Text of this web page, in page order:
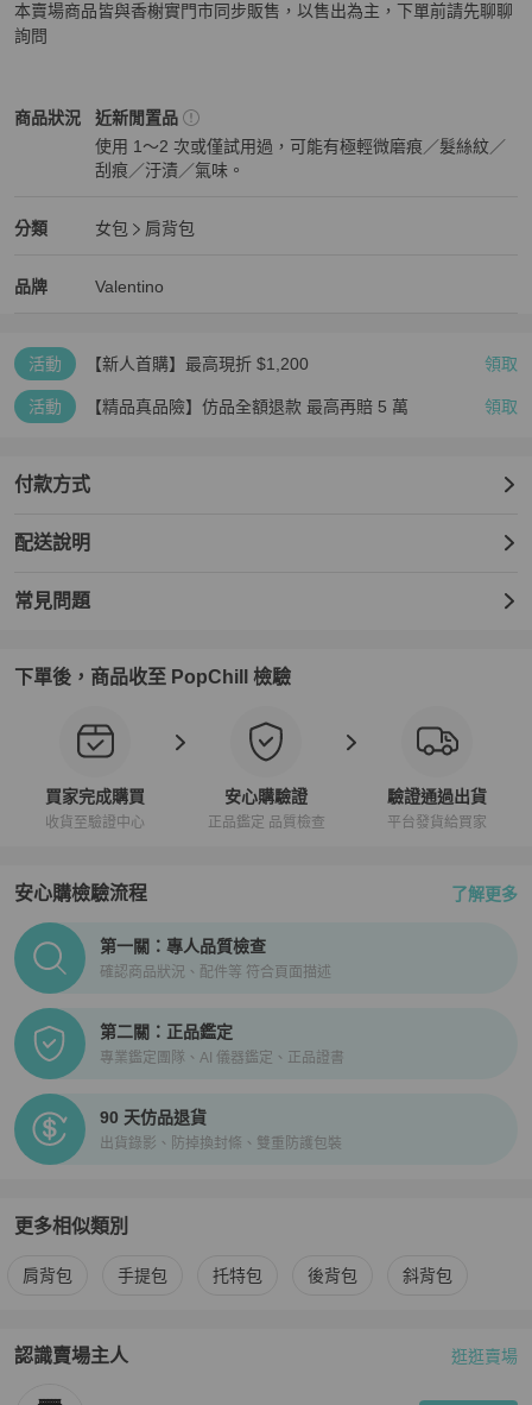
本賣場商品皆與香榭實門市同步販售，以售出為主，下單前請先聊聊
詢問
商品狀況
Valentino 女包商品狀態與細節
近新閒置品
使用 1～2 次或僅試用過，可能有極輕微磨痕／髮絲紋／
刮痕／汙漬／氣味。
分類
Valentino 女包分類資訊
女包
肩背包
品牌
Valentino 精品女包品牌介紹
Valentino
Valentino 推薦清單
活動 【新人首購】最高現折 $1,200 領取
活動 【精品真品險】仿品全額退款 最高再賠 5 萬 領取
付款方式
配送說明
常見問題
下單後，商品收至 PopChill 檢驗
買家完成購買
收貨至驗證中心
安心購驗證
正品鑑定 品質檢查
驗證通過出貨
平台發貨給買家
安心購檢驗流程 了解更多
PopChill拍拍圈正品驗證、安心購檢驗流程介紹
第一關：專人品質檢查
確認商品狀況、配件等 符合頁面描述
第二關：正品鑑定
專業鑑定團隊、AI 儀器鑑定、正品證書
90 天仿品退貨
出貨錄影、防掉換封條、雙重防護包裝
更多相似類別
更多Valentino 女包相似商品推薦
肩背包 手提包 托特包 後背包 斜背包
認識賣場主人
PopChill 拍拍圈嚴選賣家
逛逛賣場